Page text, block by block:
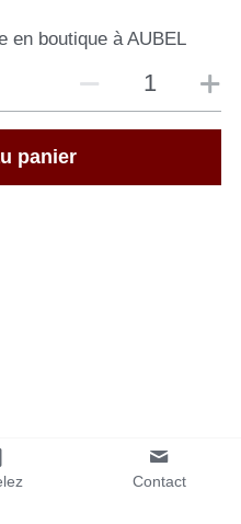
en boutique à AUBEL
panier
Contact